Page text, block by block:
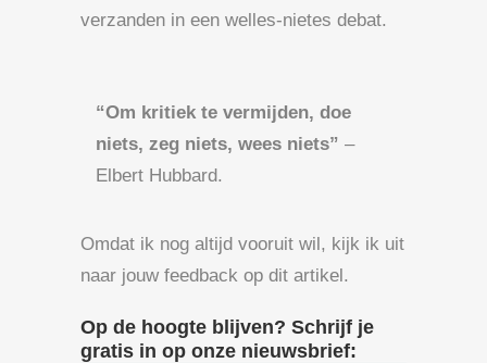
verzanden in een welles-nietes debat.
“Om kritiek te vermijden, doe
niets, zeg niets, wees niets” –
Elbert Hubbard.
Omdat ik nog altijd vooruit wil, kijk ik uit
naar jouw feedback op dit artikel.
Op de hoogte blijven? Schrijf je
gratis in op onze nieuwsbrief: